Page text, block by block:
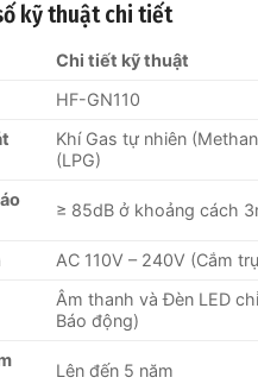
kỹ thuật chi tiết
Chi tiết kỹ thuật
HF-GN110
Khí Gas tự nhiên
(LPG)
≥ 85dB ở khoảng cách
AC 110V – 240V (Cắm
Âm thanh và Đèn LED
Báo động)
Lên đến 5 năm